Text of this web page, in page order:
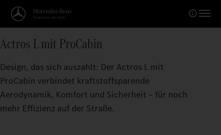
Actros L mit ProCabin
Design, das sich auszahlt: Der Actros L mit
ProCabin verbindet kraftstoffsparende
Aerodynamik, Komfort und Sicherheit – für noch
mehr Effizienz auf der Straße.